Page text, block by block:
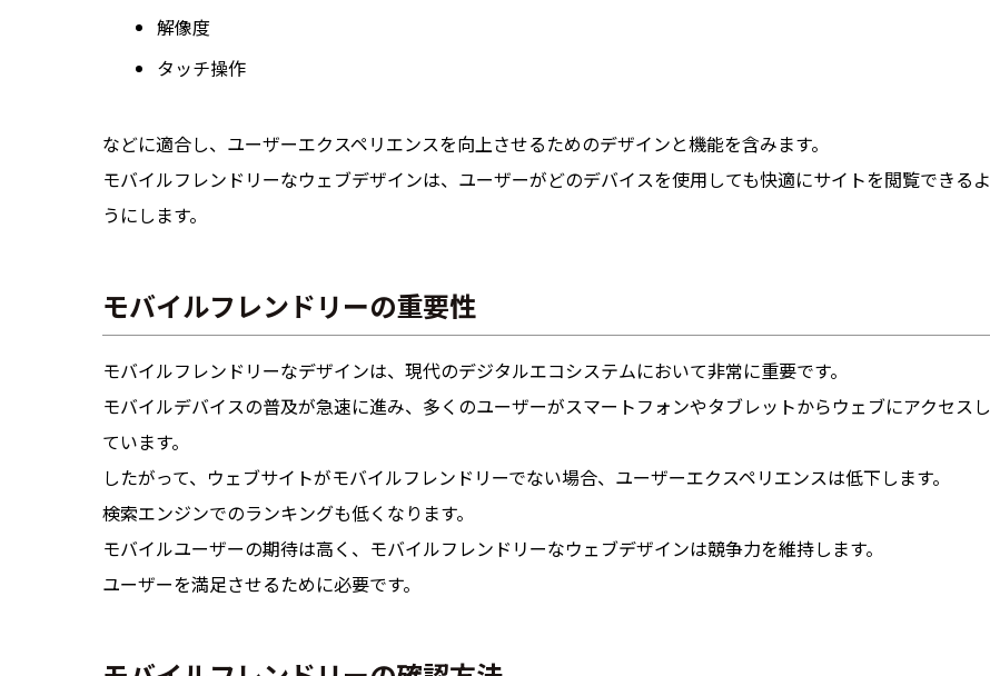
解像度
タッチ操作
などに適合し、ユーザーエクスペリエンスを向上させるためのデザインと機能を含みます。
モバイルフレンドリーなウェブデザインは、ユーザーがどのデバイスを使用しても快適にサイトを閲覧できるよ
うにします。
モバイルフレンドリーの重要性
モバイルフレンドリーなデザインは、現代のデジタルエコシステムにおいて非常に重要です。
モバイルデバイスの普及が急速に進み、多くのユーザーがスマートフォンやタブレットからウェブにアクセスし
ています。
したがって、ウェブサイトがモバイルフレンドリーでない場合、ユーザーエクスペリエンスは低下します。
検索エンジンでのランキングも低くなります。
モバイルユーザーの期待は高く、モバイルフレンドリーなウェブデザインは競争力を維持します。
ユーザーを満足させるために必要です。